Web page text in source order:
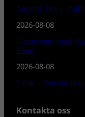
Dagens Fisk –
2026-08-08
Livestream med
Rike!
2026-08-08
Finsk – svenskt
Kontakta oss